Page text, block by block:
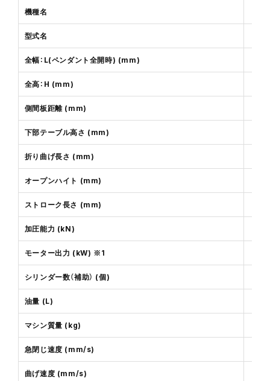
機種名
型式名
全幅：L(ペンダント全開時) (mm)
全高：H (mm)
側間板距離 (mm)
下部テーブル高さ (mm)
折り曲げ長さ (mm)
オープンハイト (mm)
ストローク長さ (mm)
加圧能力 (kN)
モーター出力 (kW) ※1
シリンダー数（補助） (個)
油量 (L)
マシン質量 (kg)
急閉じ速度 (mm/s)
曲げ速度 (mm/s)